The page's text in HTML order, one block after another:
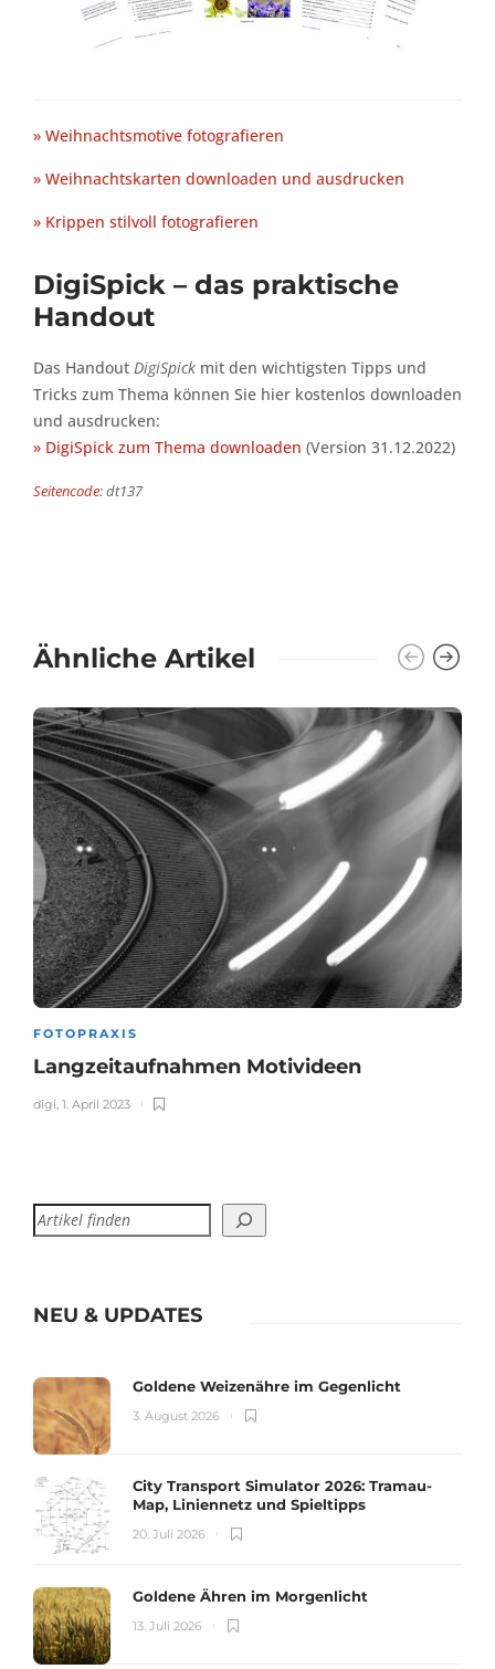
» Weihnachtsmotive fotografieren
» Weihnachtskarten downloaden und ausdrucken
» Krippen stilvoll fotografieren
DigiSpick – das praktische
Handout
Das Handout DigiSpick mit den wichtigsten Tipps und
Tricks zum Thema können Sie hier kostenlos downloaden
und ausdrucken:
» DigiSpick zum Thema downloaden (Version 31.12.2022)
Seitencode: dt137
Ähnliche Artikel
FOTOPRAXIS
Langzeitaufnahmen Motivideen
digi 1. April 2023
NEU & UPDATES
Goldene Weizenähre im Gegenlicht
3. August 2026
City Transport Simulator 2026: Tramau-
Map, Liniennetz und Spieltipps
20. Juli 2026
Goldene Ähren im Morgenlicht
13. Juli 2026